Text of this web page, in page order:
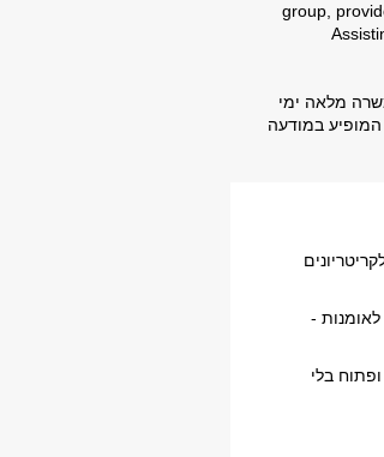
group,
מלאה ימי
-
בלי